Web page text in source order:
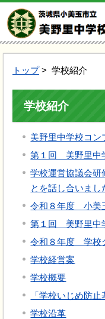
トップ> 学校紹介
学校紹介
美野里中学校コン
第１回 美野里中
学校運営協議会研
とを話し合いまし
令和８年度 小美
第１回 美野里中
令和８年度 学校
学校経営案
学校概要
「学校いじめ防止
学校沿革